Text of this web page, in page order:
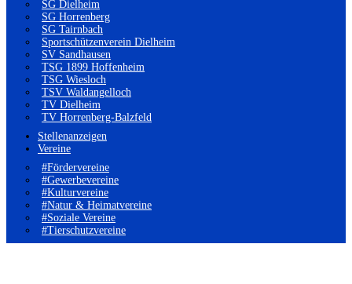
SG Dielheim
SG Horrenberg
SG Tairnbach
Sportschützenverein Dielheim
SV Sandhausen
TSG 1899 Hoffenheim
TSG Wiesloch
TSV Waldangelloch
TV Dielheim
TV Horrenberg-Balzfeld
Stellenanzeigen
Vereine
#Fördervereine
#Gewerbevereine
#Kulturvereine
#Natur & Heimatvereine
#Soziale Vereine
#Tierschutzvereine